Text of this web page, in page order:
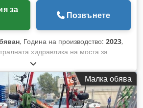
Позвънете
, Година на производство: 2023,
хидравлика на моста за
1 бр. плуг-корпус STW / 35, 1 чифт
върхове за плуг, 1 чифт вложки за
за дисков нож за Variopf дисков
или с пружинно окачване, 1 Crodpfx
Малка обява